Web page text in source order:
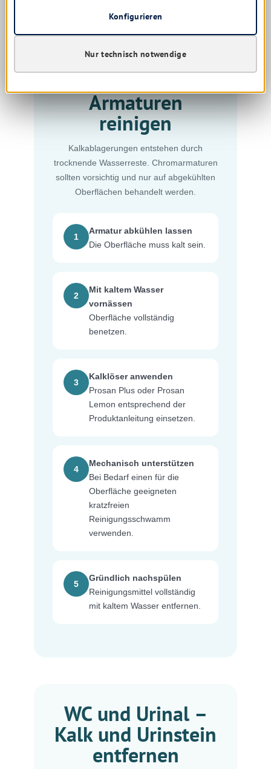
Verkalkte
Armaturen
reinigen
Kalkablagerungen entstehen durch
trocknende Wasserreste. Chromarmaturen
sollten vorsichtig und nur auf abgekühlten
Oberflächen behandelt werden.
1
Armatur abkühlen lassen
Die Oberfläche muss kalt sein.
2
Mit kaltem Wasser
vornässen
Oberfläche vollständig
benetzen.
3
Kalklöser anwenden
Prosan Plus oder Prosan
Lemon entsprechend der
Produktanleitung einsetzen.
4
Mechanisch unterstützen
Bei Bedarf einen für die
Oberfläche geeigneten
kratzfreien
Reinigungsschwamm
verwenden.
5
Gründlich nachspülen
Reinigungsmittel vollständig
mit kaltem Wasser entfernen.
WC und Urinal –
Kalk und Urinstein
entfernen
Nur technisch notwendige
Konfigurieren